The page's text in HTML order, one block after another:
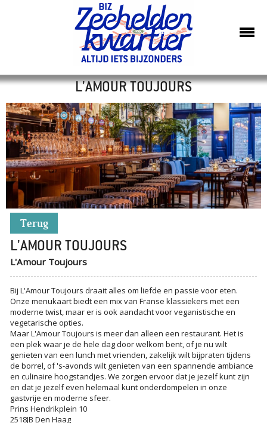
L'AMOUR TOUJOURS
Terug
L'AMOUR TOUJOURS
L'Amour Toujours
Bij L'Amour Toujours draait alles om liefde en passie voor eten.
Onze menukaart biedt een mix van Franse klassiekers met een
moderne twist, maar er is ook aandacht voor veganistische en
vegetarische opties.
Maar L'Amour Toujours is meer dan alleen een restaurant. Het is
een plek waar je de hele dag door welkom bent, of je nu wilt
genieten van een lunch met vrienden, zakelijk wilt bijpraten tijdens
de borrel, of 's-avonds wilt genieten van een spannende ambiance
en culinaire hoogstandjes. We zorgen ervoor dat je jezelf kunt zijn
en dat je jezelf even helemaal kunt onderdompelen in onze
gastvrije en moderne sfeer.
Prins Hendrikplein 10
2518JB Den Haag